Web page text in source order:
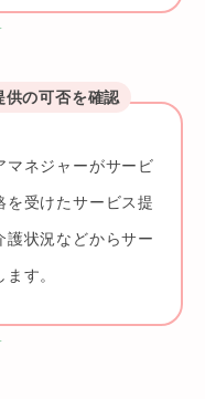
の可否を確認
マネジャーがサービ
を受けたサービス提
護状況などからサー
す。